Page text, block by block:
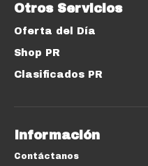
Otros Servicios
Oferta del Día
Shop PR
Clasificados PR
Información
Contáctanos